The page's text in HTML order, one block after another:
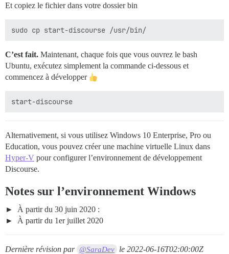
Et copiez le fichier dans votre dossier bin
C’est fait. Maintenant, chaque fois que vous ouvrez le bash
Ubuntu, exécutez simplement la commande ci-dessous et
commencez à développer
Alternativement, si vous utilisez Windows 10 Enterprise, Pro ou
Education, vous pouvez créer une machine virtuelle Linux dans
Hyper-V pour configurer l’environnement de développement
Discourse.
Notes sur l’environnement Windows
À partir du 30 juin 2020 :
À partir du 1er juillet 2020
Dernière révision par @SaraDev le2022-06-16T02:00:00Z